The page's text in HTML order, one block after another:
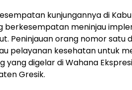
kunjungannya di
berkesempatan meninjau
Peninjauan orang nomor satu
pelayanan kesehatan untuk
yang digelar di Wahana
Gresik.